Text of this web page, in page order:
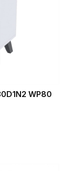
WP80